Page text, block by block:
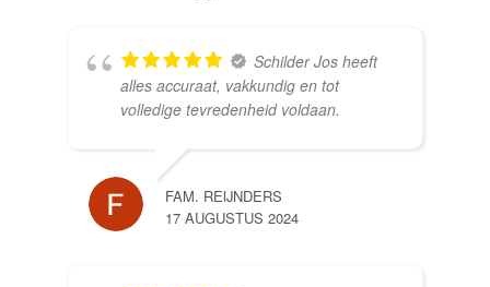
Schilder Jos heeft
alles accuraat, vakkundig en tot
volledige tevredenheid voldaan.
FAM. REIJNDERS
17 AUGUSTUS 2024